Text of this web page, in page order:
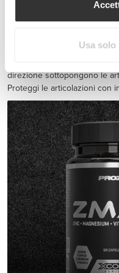
Usa solo
Prevenzione delle lesioni
direzione sottopongono le
Proteggi le articolazioni con